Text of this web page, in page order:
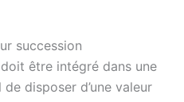
succession
être intégré dans une
disposer d’une valeur